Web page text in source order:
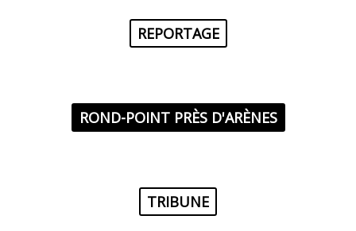
REPORTAGE
ROND-POINT PRÈS D'ARÈNES
TRIBUNE